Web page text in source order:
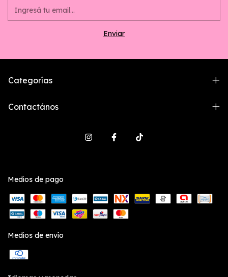
Categorías
Contactános
Medios de pago
Medios de envío